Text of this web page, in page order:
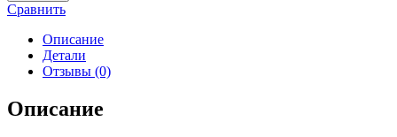
Сравнить
Описание
Детали
Отзывы (0)
Описание